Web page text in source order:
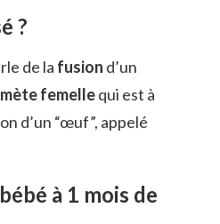
?
de la fusion d’un
femellequi est à
d’un “œuf”, appelé
à 1 mois de